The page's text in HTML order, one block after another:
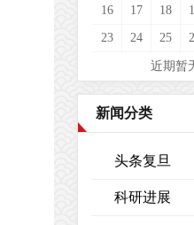
16 17 18
23 24 25
近期暂
新闻分类
头条复旦
科研进展